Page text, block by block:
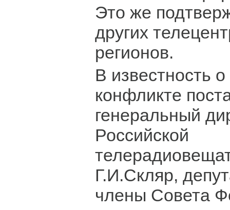
Это же
других
регионов.
В известность
конфликте
генеральный
Российской
Г.И.Скляр,
члены Совета